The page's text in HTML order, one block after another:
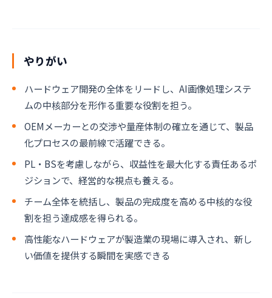
やりがい
ハードウェア開発の全体をリードし、AI画像処理システ
ムの中核部分を形作る重要な役割を担う。
OEMメーカーとの交渉や量産体制の確立を通じて、製品
化プロセスの最前線で活躍できる。
PL・BSを考慮しながら、収益性を最大化する責任あるポ
ジションで、経営的な視点も養える。
チーム全体を統括し、製品の完成度を高める中核的な役
割を担う達成感を得られる。
高性能なハードウェアが製造業の現場に導入され、新し
い価値を提供する瞬間を実感できる